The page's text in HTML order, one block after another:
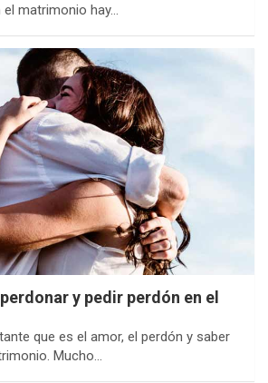
matrimonio hay…
y pedir perdón en el
que es el amor, el perdón y saber
Mucho…